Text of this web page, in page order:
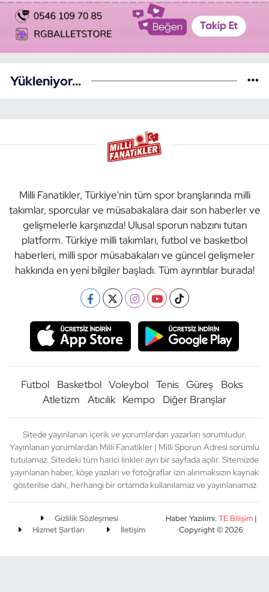
Yükleniyor...
Milli Fanatikler, Türkiye'nin tüm spor branşlarında milli
takımlar, sporcular ve müsabakalara dair son haberler ve
gelişmelerle karşınızda! Ulusal sporun nabzını tutan
platform. Türkiye milli takımları, futbol ve basketbol
haberleri, milli spor müsabakaları ve güncel gelişmeler
hakkında en yeni bilgiler başladı. Tüm ayrıntılar burada!
Futbol Basketbol Voleybol Tenis Güreş
Boks
Atletizm
Atıcılık Kempo Diğer Branşlar
Sitede yayınlanan içerik ve yorumlardan yazarları sorumludur.
Yayınlanan yorumlardan Milli Fanatikler | Milli Sporun Adresi sorumlu
tutulamaz. Sitedeki tüm harici linkler ayrı bir sayfada açılır. Sitemizde
yayınlanan haber, köşe yazıları ve fotoğraflar izin alınmaksızın kaynak
gösterilse dahi, herhangi bir ortamda kullanılamaz ve yayınlanamaz
Gizlilik Sözleşmesi
Hizmet Şartları
İletişim
Haber Yazılımı:TE Bilişim|
Copyright © 2026